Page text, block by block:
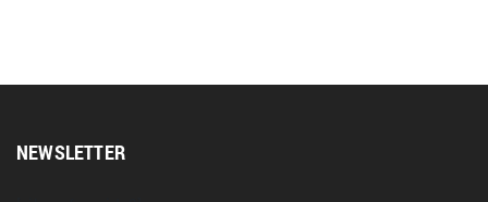
NEWSLETTER